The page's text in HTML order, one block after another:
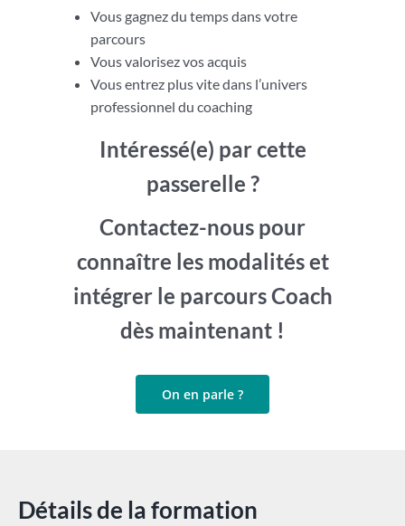
Vous gagnez du temps dans votre
parcours
Vous valorisez vos acquis
Vous entrez plus vite dans l’univers
professionnel du coaching
Intéressé(e) par cette
passerelle ?
Contactez-nous pour
connaître les modalités et
intégrer le parcours Coach
dès maintenant !
On en parle ?
Détails de la formation